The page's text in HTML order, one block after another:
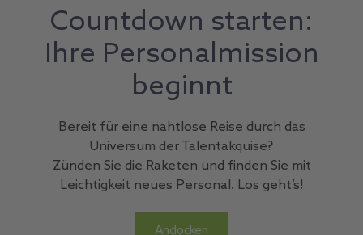
Countdown starten:
Ihre Personalmission
beginnt
Bereit für eine nahtlose Reise durch das
Universum der Talentakquise?
Zünden Sie die Raketen und finden Sie mit
Leichtigkeit neues Personal. Los geht’s!
Andocken